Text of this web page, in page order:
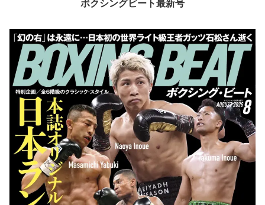
ボクシングビート最新号